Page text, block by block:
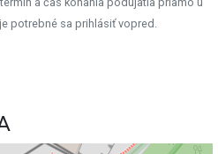
potrebné sa prihlásiť vopred.